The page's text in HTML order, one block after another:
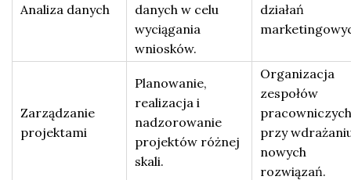
Analiza danych
danych w celu
wyciągania
wniosków.
działań
Zarządzanie
projektami
Planowanie,
realizacja i
nadzorowanie
projektów różnej
skali.
Organizacja
zespołów
pracowniczych
przy
nowych
rozwiązań.